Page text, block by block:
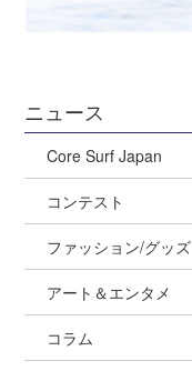
ニュース
Core Surf Japan
コンテスト
ファッション/グッズ
アート＆エンタメ
コラム